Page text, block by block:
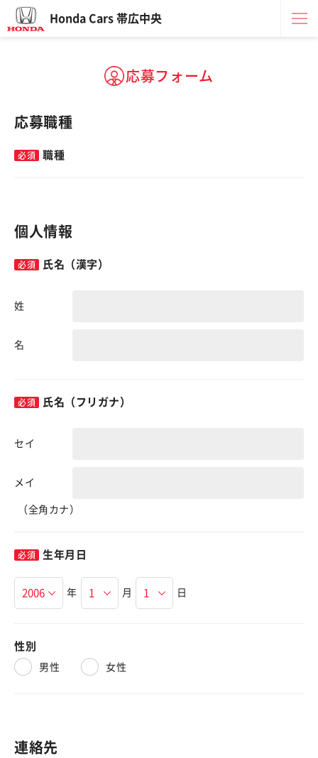
Honda Cars 帯広中央
応募フォーム
応募職種
職種
個人情報
氏名（漢字）
姓
名
氏名（フリガナ）
セイ
メイ
（全角カナ）
生年月日
年 月 日
性別
男性 女性
連絡先